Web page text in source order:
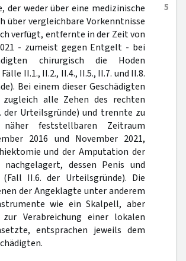
5
der weder über eine medizinische
über vergleichbare Vorkenntnisse
verfügt, entfernte in der Zeit von
- zumeist gegen Entgelt - bei
chirurgisch die Hoden
II.1., II.2., II.4., II.5., II.7. und II.8.
Bei einem dieser Geschädigten
alle Zehen des rechten
der Urteilsgründe) und trennte zu
feststellbaren Zeitraum
2016 und November 2021,
und der Amputation der
dessen Penis und
(Fall II.6. der Urteilsgründe). Die
der Angeklagte unter anderem
wie ein Skalpell, aber
Verabreichung einer lokalen
entsprachen jeweils dem